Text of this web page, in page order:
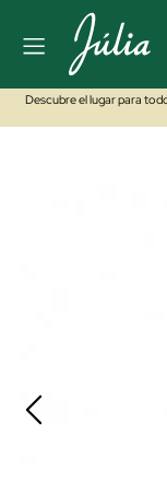
Descubre el lugar para